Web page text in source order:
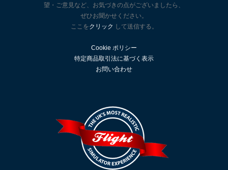
望・ご意見など、お気づきの点がございましたら、
ぜひお聞かせください。
ここをクリック して送信する。
Cookie ポリシー
特定商品取引法に基づく表示
お問い合わせ